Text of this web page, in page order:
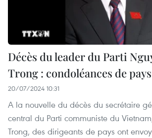
Décès du leader du Parti
Trong : condoléances de
20/07/2024 10:31
A la nouvelle du décès du secrétaire
central du Parti communiste du
Trong, des dirigeants de pays ont